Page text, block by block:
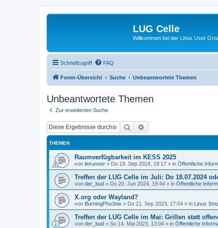
LUG Celle
Willkommen bei der Linux User
Schnellzugriff FAQ
Foren-Übersicht Suche Unbeantwortete Themen
Unbeantwortete Themen
Zur erweiterten Suche
Suche
THEMEN
Raumverfügbarkeit im KESS 2025
von linrunner » Do 19. Sep 2024, 18:17 » in Öffentliche
Treffen der LUG Celle im Juli: Do 18.07.2024
von der_bud » Do 20. Jun 2024, 19:44 » in Öffentliche
X.org oder Wayland?
von BurningPho3nix » Do 21. Sep 2023, 17:04 » in Linux
Treffen der LUG Celle im Mai: Grillen statt
von der_bud » So 14. Mai 2023, 13:04 » in Öffentliche